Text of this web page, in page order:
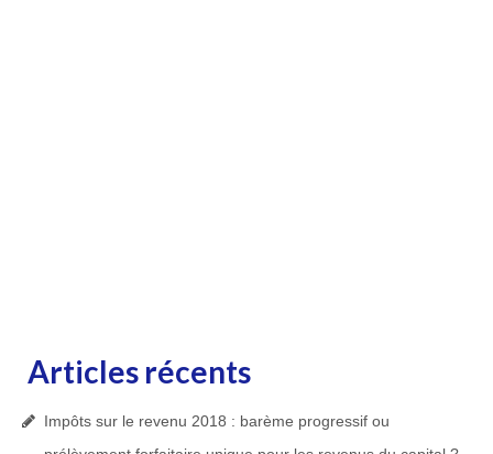
Articles récents
Impôts sur le revenu 2018 : barème progressif ou